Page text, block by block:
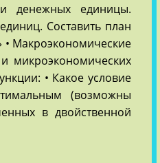
денежных единицы.
Составить план
• Макроэкономические
микроэкономических
• Какое условие
(возможны
в двойственной